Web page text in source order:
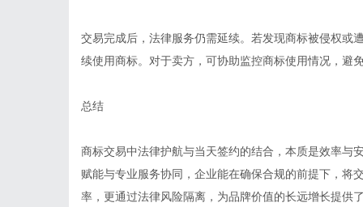
交易完成后，法律服务仍需延续。若发现商标被侵权或
续使用商标。对于卖方，可协助监控商标使用情况，避
总结
商标交易中法律护航与当天签约的结合，本质是效率与
赋能与专业服务协同，企业能在确保合规的前提下，将
率，更通过法律风险隔离，为品牌价值的长远增长提供